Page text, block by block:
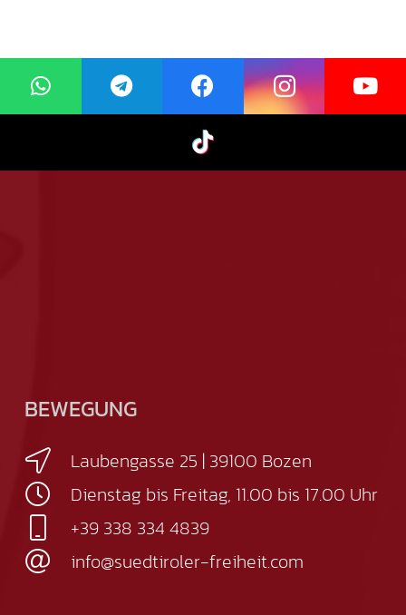
BEWEGUNG
Laubengasse 25 | 39100 Bozen
Dienstag bis Freitag, 11.00 bis 17.00 Uhr
+39 338 334 4839
info@suedtiroler-freiheit.com